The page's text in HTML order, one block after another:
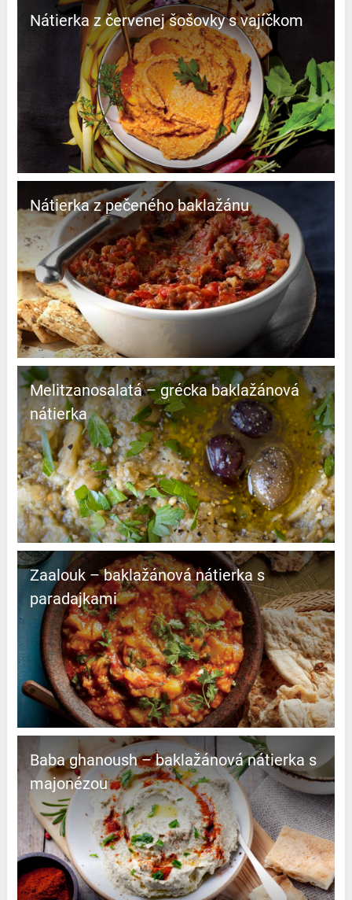
Nátierka z červenej šošovky s vajíčkom
Nátierka z pečeného baklažánu
Melitzanosalatá – grécka baklažánová
nátierka
Zaalouk – baklažánová nátierka s
paradajkami
Baba ghanoush – baklažánová nátierka s
majonézou